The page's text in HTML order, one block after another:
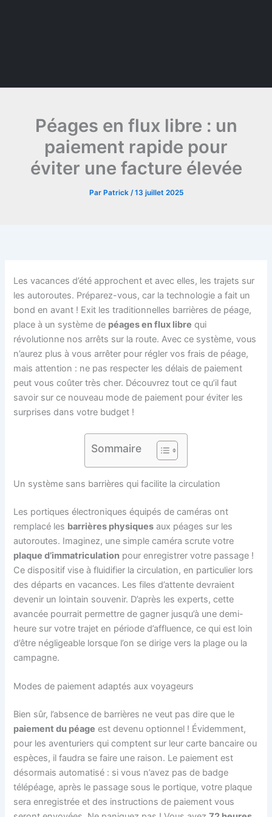
Péages en flux libre : un
paiement rapide pour
éviter une facture élevée
Par Patrick /13 juillet 2025
Les vacances d’été approchent et avec elles, les trajets sur
les autoroutes. Préparez-vous, car la technologie a fait un
bond en avant ! Exit les traditionnelles barrières de péage,
place à un système de péages en flux libre qui
révolutionne nos arrêts sur la route. Avec ce système, vous
n’aurez plus à vous arrêter pour régler vos frais de péage,
mais attention : ne pas respecter les délais de paiement
peut vous coûter très cher. Découvrez tout ce qu’il faut
savoir sur ce nouveau mode de paiement pour éviter les
surprises dans votre budget !
Sommaire
Un système sans barrières qui facilite la circulation
Les portiques électroniques équipés de caméras ont
remplacé les barrières physiques aux péages sur les
autoroutes. Imaginez, une simple caméra scrute votre
plaque d’immatriculation pour enregistrer votre passage !
Ce dispositif vise à fluidifier la circulation, en particulier lors
des départs en vacances. Les files d’attente devraient
devenir un lointain souvenir. D’après les experts, cette
avancée pourrait permettre de gagner jusqu’à une demi-
heure sur votre trajet en période d’affluence, ce qui est loin
d’être négligeable lorsque l’on se dirige vers la plage ou la
campagne.
Modes de paiement adaptés aux voyageurs
Bien sûr, l’absence de barrières ne veut pas dire que le
paiement du péage est devenu optionnel ! Évidemment,
pour les aventuriers qui comptent sur leur carte bancaire ou
espèces, il faudra se faire une raison. Le paiement est
désormais automatisé : si vous n’avez pas de badge
télépéage, après le passage sous le portique, votre plaque
sera enregistrée et des instructions de paiement vous